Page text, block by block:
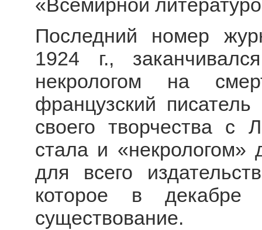
«Всемирной
Последний номер
1924 г.,
некрологом на
французский
своего творчества с
стала и «некрологом»
для всего
которое в декабре
существование.